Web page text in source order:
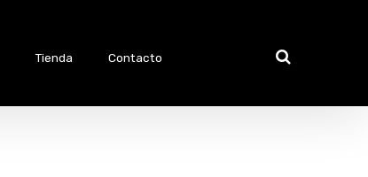
Tienda Contacto